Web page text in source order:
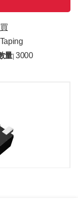
Taping
量 |3000